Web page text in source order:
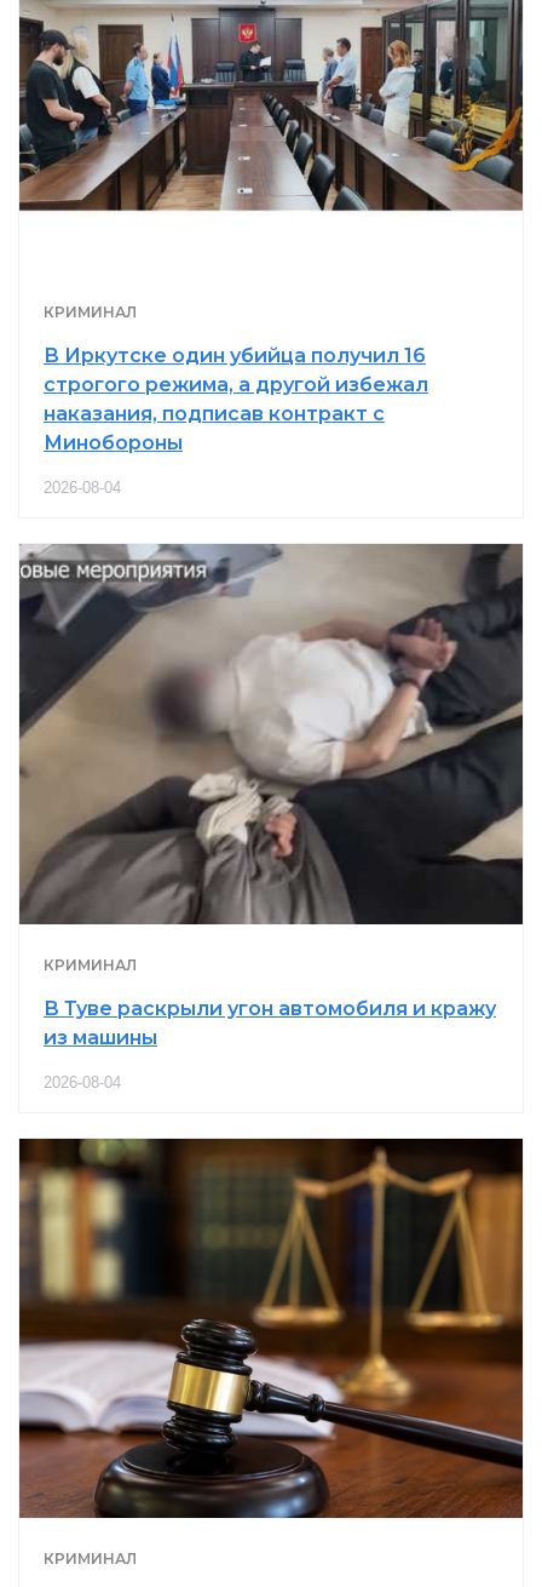
КРИМИНАЛ
В Иркутске один убийца получил 16
строгого режима, а другой избежал
наказания, подписав контракт с
Минобороны
2026-08-04
КРИМИНАЛ
В Туве раскрыли угон автомобиля и кражу
из машины
2026-08-04
КРИМИНАЛ